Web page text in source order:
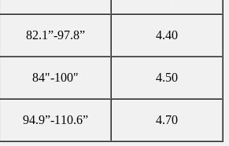
82.1”-97.8” 4.40
84"-100" 4.50
94.9”-110.6” 4.70